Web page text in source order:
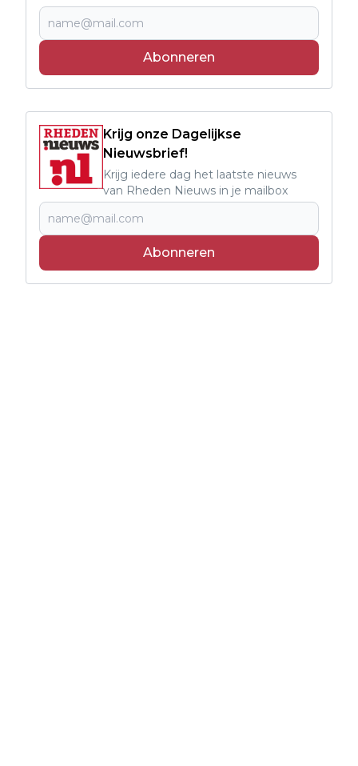
Abonneren
Krijg onze Dagelijkse
Nieuwsbrief!
Krijg iedere dag het laatste nieuws
van Rheden Nieuws in je mailbox
Abonneren